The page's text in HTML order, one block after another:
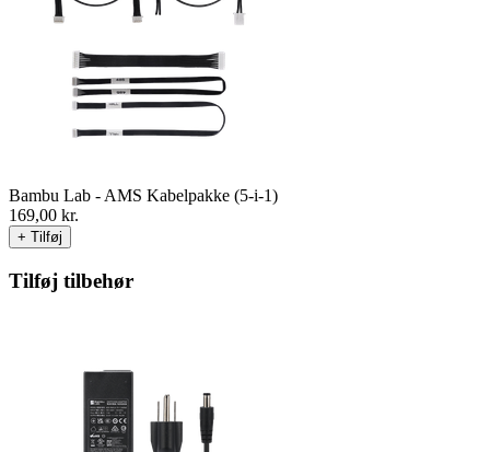
Bambu Lab - AMS Kabelpakke (5-i-1)
169,00 kr.
+ Tilføj
Tilføj tilbehør